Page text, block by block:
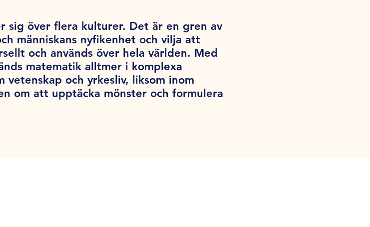
sig över flera kulturer. Det är en gren av
människans nyfikenhet och vilja att
och används över hela världen. Med
matematik alltmer i komplexa
och yrkesliv, liksom inom
om att upptäcka mönster och formulera